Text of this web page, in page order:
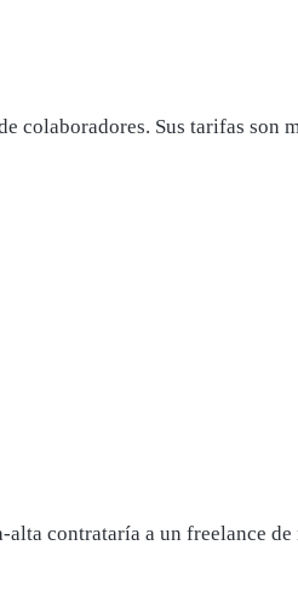
colaboradores. Sus tarifas
contrataría a un freelance